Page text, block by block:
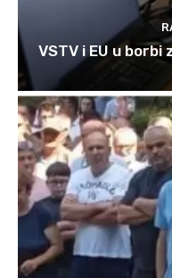
VSTV i EU u